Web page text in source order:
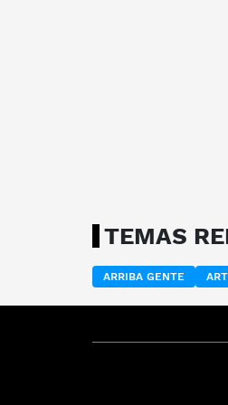
TEMAS
ARRIBA GENTE